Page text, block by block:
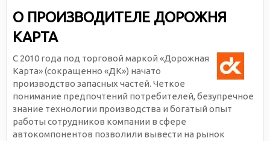
О ПРОИЗВОДИТЕЛЕ ДОРОЖНЯ
КАРТА
С 2010 года под торговой маркой «Дорожная
Карта» (сокращенно «ДК») начато
производство запасных частей. Четкое
понимание предпочтений потребителей, безупречное
знание технологии производства и богатый опыт
работы сотрудников компании в сфере
автокомпонентов позволили вывести на рынок